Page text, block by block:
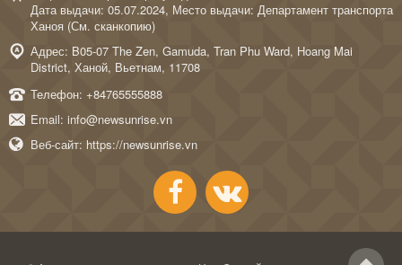
Дата выдачи: 05.07.2024, Место выдачи: Департамент транспорта
Ханоя (См. сканкопию)
Адрес: B05-07 The Zen, Gamuda, Tran Phu Ward, Hoang Mai
District, Ханой, Вьетнам, 11708
Телефон: +84765555888
Email: info@newsunrise.vn
Веб-сайт: https://newsunrise.vn